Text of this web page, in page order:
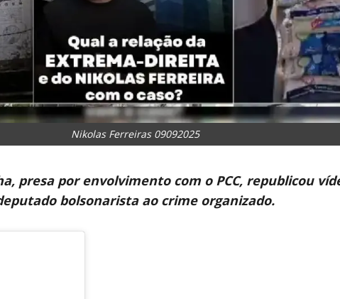
Nikolas Ferreiras 09092025
presa por envolvimento com o PCC, republicou
bolsonarista ao crime organizado.